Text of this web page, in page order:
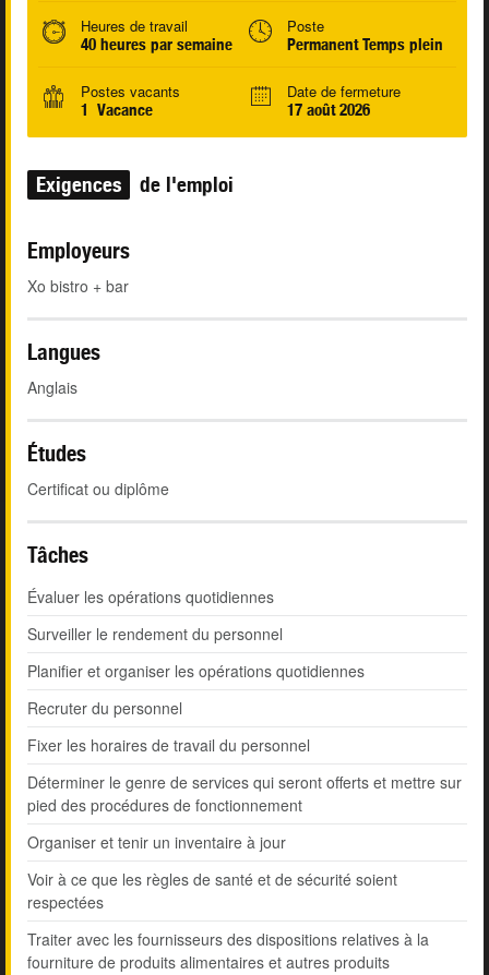
Heures de travail
40 heures par semaine
Poste
Permanent Temps plein
Postes vacants
1 Vacance
Date de fermeture
17 août 2026
Exigences de l'emploi
Employeurs
Xo bistro + bar
Langues
Anglais
Études
Certificat ou diplôme
Tâches
Évaluer les opérations quotidiennes
Surveiller le rendement du personnel
Planifier et organiser les opérations quotidiennes
Recruter du personnel
Fixer les horaires de travail du personnel
Déterminer le genre de services qui seront offerts et mettre sur
pied des procédures de fonctionnement
Organiser et tenir un inventaire à jour
Voir à ce que les règles de santé et de sécurité soient
respectées
Traiter avec les fournisseurs des dispositions relatives à la
fourniture de produits alimentaires et autres produits